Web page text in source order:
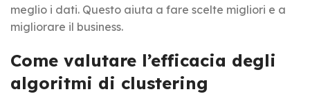
meglio i dati. Questo aiuta a fare scelte migliori e a
migliorare il business.
Come valutare l’efficacia degli
algoritmi di clustering